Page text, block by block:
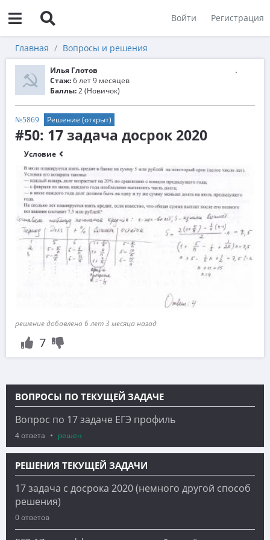
Войти Регистрация
Главная Вопросы и решения
Илья Глотов
Стаж:6 лет 9 месяцев
Баллы:2 (Новичок)
№5869 Решение (открыт)
#50: 17 задача досрок 2020
Условие
решение добавлено 6 лет 3 месяца назад
7
ВОПРОСЫ ПО ТЕКУЩЕЙ ЗАДАЧЕ
Вопрос по 17 задаче ЕГЭ профиль
4 ответа решен
РЕШЕНИЯ ТЕКУЩЕЙ ЗАДАЧИ
17 задача с досрока 2020 (немного другой способ
решения)
0 ответов